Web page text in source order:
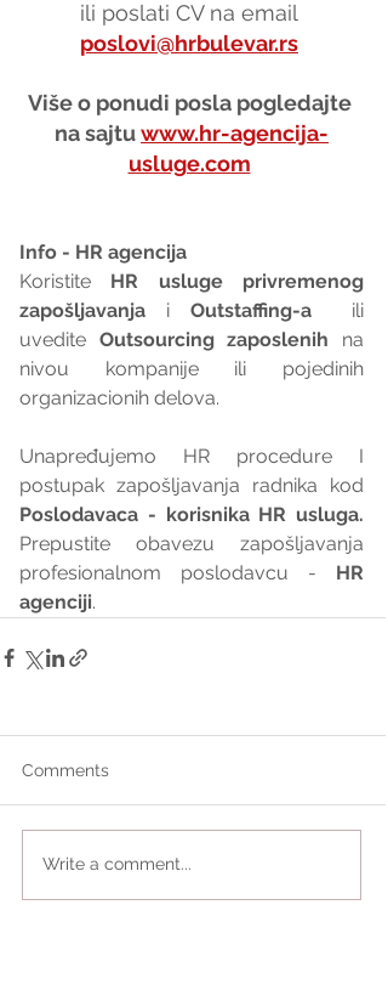
ili poslati CV na email
poslovi@hrbulevar.rs
Više o ponudi posla pogledajte
na sajtu www.hr-agencija-
usluge.com
Info - HR agencija
Koristite HR usluge privremenog
zapošljavanja i Outstaffing-a
  ili
uvedite Outsourcing zaposlenih na
nivou kompanije ili pojedinih
organizacionih delova.
Unapređujemo HR procedure I
Prepustite obavezu zapošljavanja
profesionalnom poslodavcu - HR
agenciji.
Comments
Write a comment...